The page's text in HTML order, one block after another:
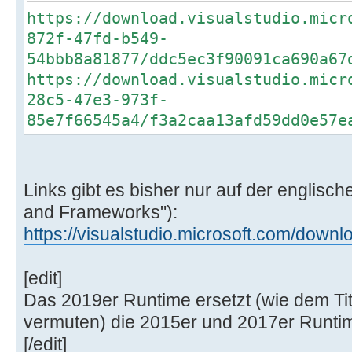
https://
872f-47fd-b549-
54bbb8a81877/
https://
28c5-47e3-973f-
85e7f66545a4/
Links gibt es bisher nur auf der
and Frameworks"):
https://visualstudio.microsoft.com/
[edit]
Das 2019er Runtime ersetzt (wie dem
vermuten) die 2015er und 2017er
[/edit]